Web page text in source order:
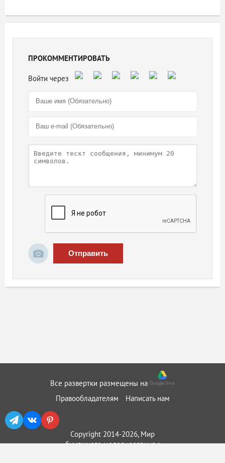
ПРОКОММЕНТИРОВАТЬ
Отправить
Все развертки размещены на
Правообладателям
Написать нам
Copyright 2014-2026, Мир
бумажного моделирования ::